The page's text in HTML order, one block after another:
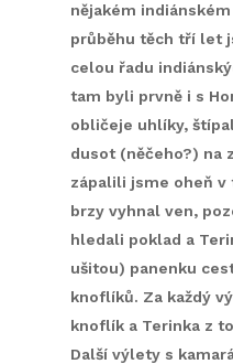
nějakém
průběhu těch tří let
celou řadu
tam byli prvně i s
obličeje uhlíky,
dusot (něčeho?) na
zápalili jsme oheň v
brzy vyhnal ven,
hledali poklad a
ušitou) panenku
knoflíků. Za každý
knoflík a Terinka z
Další výlety s